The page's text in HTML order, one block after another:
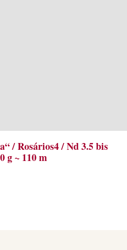
/ Rosários4 / Nd 3.5 bis
g ~ 110 m